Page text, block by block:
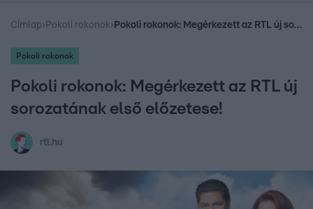
Címlap› Pokoli rokonok› Pokoli rokonok: Megérkezett az RTL új sorozatának első előzetese!
Pokoli rokonok
Pokoli rokonok: Megérkezett az RTL új
sorozatának első előzetese!
rtl.hu